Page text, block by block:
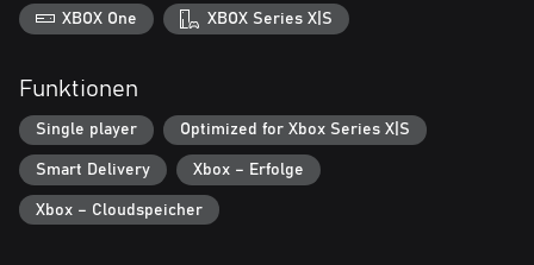
XBOX One XBOX Series X|S
Funktionen
Single player Optimized for Xbox Series X|S
Smart Delivery Xbox – Erfolge
Xbox – Cloudspeicher